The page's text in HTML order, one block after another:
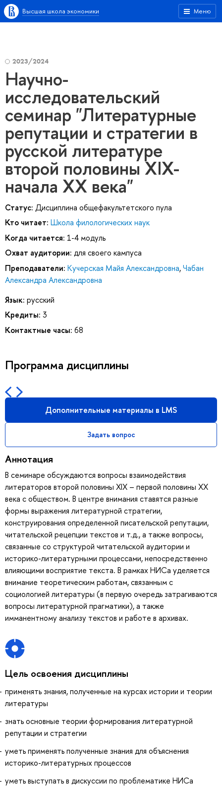
Меню
Высшая школа экономики
2023/2024
Научно-
исследовательский
семинар "Литературные
репутации и стратегии в
русской литературе
второй половины XIX-
начала XX века"
Статус: Дисциплина общефакультетского пула
Кто читает: Школа филологических наук
Когда читается: 1-4 модуль
Охват аудитории: для своего кампуса
Преподаватели: Кучерская Майя Александровна,Чабан
Александра Александровна
Язык: русский
Кредиты: 3
Контактные часы: 68
Программа дисциплины
Дополнительные материалы в LMS
Задать вопрос
Аннотация
В семинаре обсуждаются вопросы взаимодействия
литераторов второй половины XIX – первой половины ХХ
века с обществом. В центре внимания ставятся разные
формы выражения литературной стратегии,
конструирования определенной писательской репутации,
читательской рецепции текстов и т.д., а также вопросы,
связанные со структурой читательской аудитории и
историко-литературными процессами, непосредственно
влияющими восприятие текста. В рамках НИСа уделяется
внимание теоретическим работам, связанным с
социологией литературы (в первую очередь затрагиваются
вопросы литературной прагматики), а также
имманентному анализу текстов и работе в архивах.
Цель освоения дисциплины
применять знания, полученные на курсах истории и теории
литературы
знать основные теории формирования литературной
репутации и стратегии
уметь применять полученные знания для объяснения
историко-литературных процессов
уметь выступать в дискуссии по проблематике НИСа